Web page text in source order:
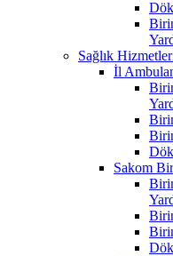
Sağlık
İl
Sakom